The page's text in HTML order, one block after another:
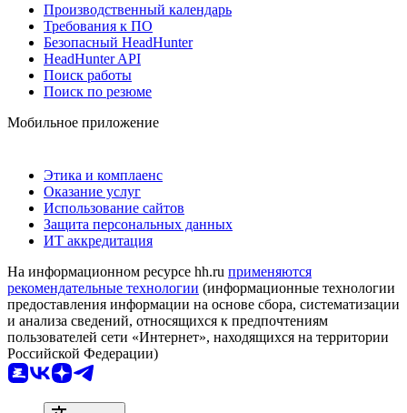
Производственный календарь
Требования к ПО
Безопасный HeadHunter
HeadHunter API
Поиск работы
Поиск по резюме
Мобильное приложение
Этика и комплаенс
Оказание услуг
Использование сайтов
Защита персональных данных
ИТ аккредитация
На информационном ресурсе hh.ru применяются
рекомендательные технологии (информационные технологии
предоставления информации на основе сбора, систематизации
и анализа сведений, относящихся к предпочтениям
пользователей сети «Интернет», находящихся на территории
Российской Федерации)